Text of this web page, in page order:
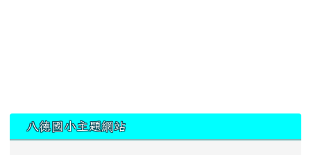
八德國小主題網站